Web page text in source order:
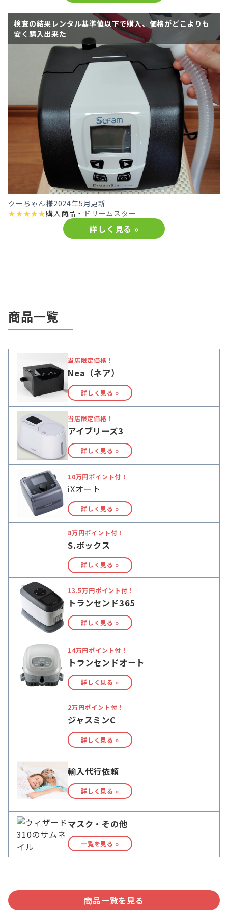
検査の結果レンタル基準値以下で購入、価格がどこよりも
安く購入出来た
クーちゃん様2024年5月更新
★★★★★購入商品・ ドリームスター
詳しく見る »
商品一覧
当店限定価格！
Nea（ネア）
詳しく見る »
当店限定価格！
アイブリーズ3
詳しく見る »
10万円ポイント付！
iXオート
詳しく見る »
8万円ポイント付！
S.ボックス
詳しく見る »
13.5万円ポイント付！
トランセンド365
詳しく見る »
14万円ポイント付！
トランセンドオート
詳しく見る »
2万円ポイント付！
ジャスミンC
詳しく見る »
輸入代行依頼
詳しく見る »
マスク・その他
一覧を見る »
商品一覧を見る